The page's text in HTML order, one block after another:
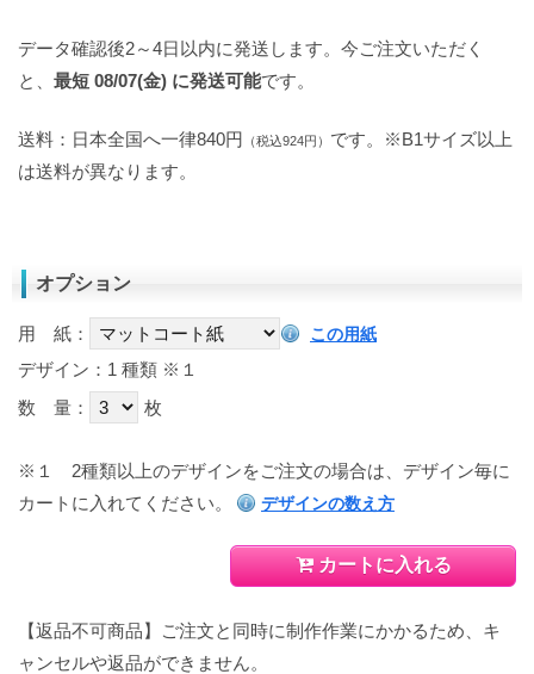
データ確認後2～4日以内に発送します。今ご注文いただく
と、 最短 08/07(金) に発送可能です。
送料：日本全国へ一律840円 （税込924円） です。※B1サイズ以上
は送料が異なります。
オプション
用 紙： この用紙
デザイン：1 種類 ※１
数 量：
枚
※１
2種類以上のデザインをご注文の場合は、デザイン毎に
カートに入れてください。
デザインの数え方
カートに入れる
【返品不可商品】ご注文と同時に制作作業にかかるため、キ
ャンセルや返品ができません。